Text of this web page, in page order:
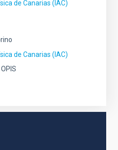
de Canarias (IAC)
de Canarias (IAC)